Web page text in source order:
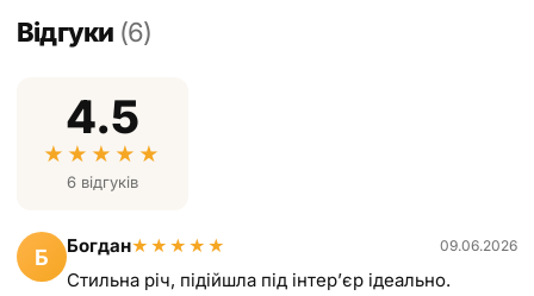
Відгуки (6)
4.5
★ ★ ★ ★ ★
6 відгуків
Б Богдан★ ★ ★ ★ ★ 09.06.2026
Стильна річ, підійшла під інтерʼєр ідеально.